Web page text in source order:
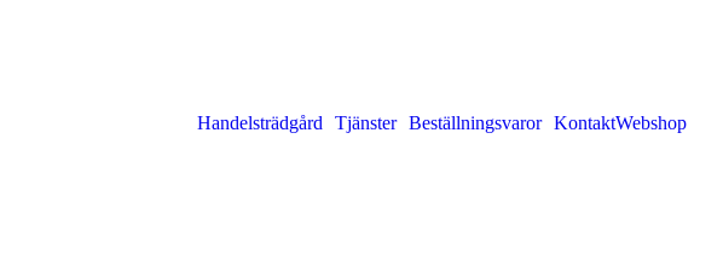
Handelsträdgård Tjänster Beställningsvaror KontaktWebshop